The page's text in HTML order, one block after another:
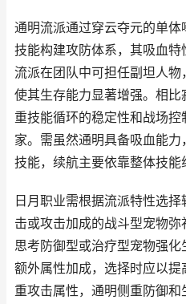
通明流派通过穿云夺元的单
技能构建攻防体系，其吸血
流派在团队中可担任副坦人
使其生存能力显著增强。相
重技能循环的稳定性和战场
家。需虽然通明具备吸血能
技能，续航主要依靠整体技能
日月职业需根据流派特性选
击或攻击加成的战斗型宠物
思考防御型或治疗型宠物强
额外属性加成，选择时应以
重攻击属性，通明侧重防御